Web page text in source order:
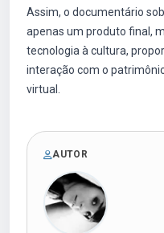
Assim, o documentário
apenas um produto final,
tecnologia à cultura,
interação com o
virtual.
AUTOR